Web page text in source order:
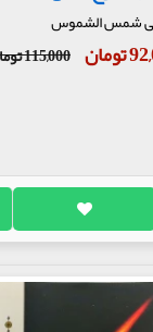
شمس الشموس
115,000 تومان